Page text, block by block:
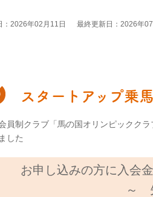
：2026年02月11日 最終更新日：2026年
スタートアップ乗馬
員制クラブ「馬の国オリンピックク
した
お申し込みの方に入会
～